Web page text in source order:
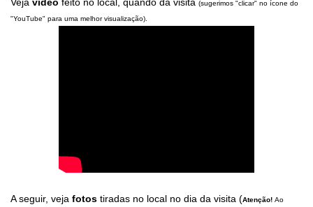
(sugerimos "clicar" no ícone do
"YouTube" para uma melhor visualização).
A seguir, veja fotos tiradas no local no dia da visita (Atenção! Ao